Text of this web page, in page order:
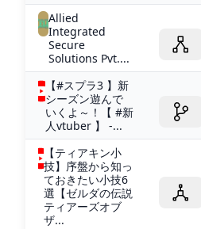
Allied
Integrated
Secure
Solutions Pvt....
【#スプラ3 】新
シーズン遊んで
いくよ～！【 #新
人vtuber 】 -...
【ティアキン小
技】序盤から知っ
ておきたい小技6
選【ゼルダの伝説
ティアーズオブ
ザ...